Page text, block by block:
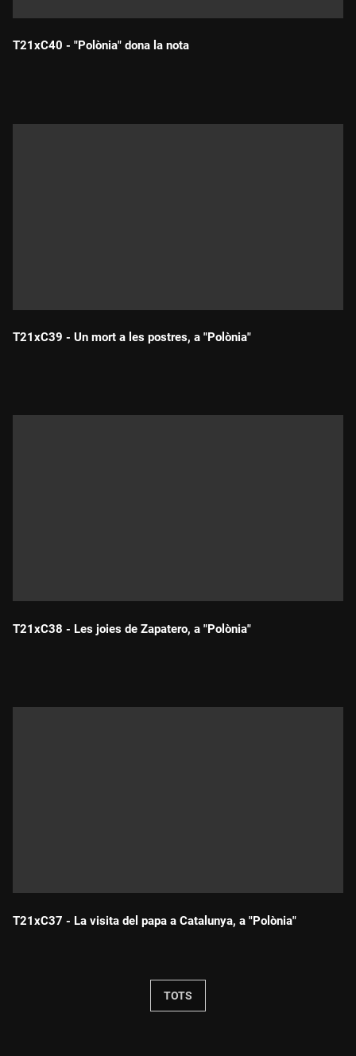
T21xC40 - "Polònia" dona la nota
T21xC39 - Un mort a les postres, a "Polònia"
T21xC38 - Les joies de Zapatero, a "Polònia"
T21xC37 - La visita del papa a Catalunya, a "Polònia"
TOTS